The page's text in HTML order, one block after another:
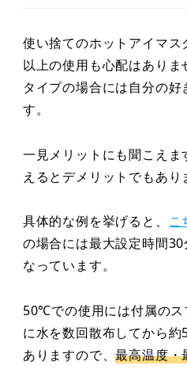
使い捨てのホットアイマ
以上の使用も心配はあり
タイプの場合には自分の好
す。
一見メリットにも聞こえ
えるとデメリットでもあり
具体的な例を挙げると、
こ
の場合には最大設定時間
なっています。
50℃での使用には付属のス
に水を数回散布してから
ありますので、最高温度・